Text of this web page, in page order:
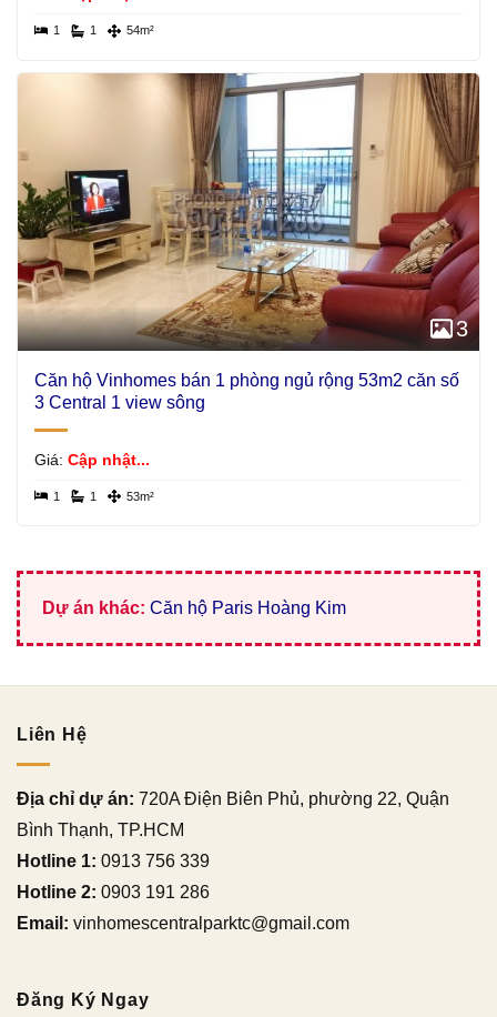
1 1 54m²
3
Căn hộ Vinhomes bán 1 phòng ngủ rộng 53m2 căn số
3 Central 1 view sông
Giá: Cập nhật...
1 1 53m²
Dự án khác: Căn hộ Paris Hoàng Kim
Liên Hệ
Địa chỉ dự án: 720A Điện Biên Phủ, phường 22, Quận
Bình Thạnh, TP.HCM
Hotline 1: 0913 756 339
Hotline 2: 0903 191 286
Email: vinhomescentralparktc@gmail.com
Đăng Ký Ngay